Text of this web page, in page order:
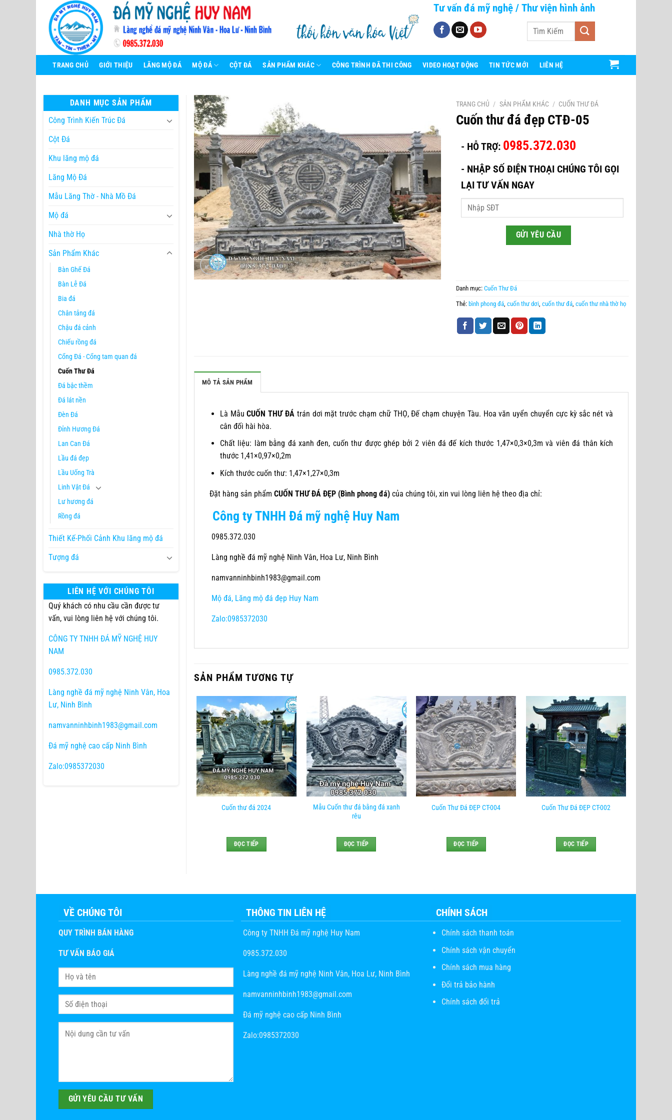
Tư vấn đá mỹ nghệ/ Thư viện hình ảnh
Tìm
TRANG CHỦ GIỚI THIỆU LĂNG MỘ ĐÁ MỘ ĐÁ CỘT ĐÁ SẢN PHẨM KHÁC CÔNG TRÌNH ĐÃ THI CÔNG VIDEO HOẠT ĐỘNG TIN TỨC MỚI LIÊN HỆ
DANH MỤC SẢN PHẨM
Công Trình Kiến Trúc Đá
Cột Đá
Khu lăng mộ đá
Lăng Mộ Đá
Mẫu Lăng Thờ - Nhà Mồ Đá
Mộ đá
Nhà thờ Họ
Sản Phẩm Khác
Bàn Ghế Đá
Bàn Lễ Đá
Bia đá
Chân tảng đá
Chậu đá cảnh
Chiếu rồng đá
Cổng Đá - Cổng tam quan đá
Cuốn Thư Đá
Đá bậc thềm
Đá lát nền
Đèn Đá
Đỉnh Hương Đá
Lan Can Đá
Lầu đá đẹp
Lầu Uống Trà
Linh Vật Đá
Lư hương đá
Rồng đá
Thiết Kế-Phối Cảnh Khu lăng mộ đá
Tượng đá
LIÊN HỆ VỚI CHÚNG TÔI
Quý khách có nhu cầu cần được tư
vấn, vui lòng liên hệ với chúng tôi.
CÔNG TY TNHH ĐÁ MỸ NGHỆ HUY
NAM
0985.372.030
Làng nghề đá mỹ nghệ Ninh Vân, Hoa
Lư, Ninh Bình
namvanninhbinh1983@gmail.com
Đá mỹ nghệ cao cấp Ninh Bình
Zalo:0985372030
TRANG CHỦ / SẢN PHẨM KHÁC / CUỐN THƯ ĐÁ
Cuốn thư đá đẹp CTĐ-05
- HỖ TRỢ: 0985.372.030
- NHẬP SỐ ĐIỆN THOẠI CHÚNG TÔI GỌI
LẠI TƯ VẤN NGAY
Danh mục:Cuốn Thư Đá
Thẻ:bình phong đá ,cuốn thư dơi ,cuốn thư đá ,cuốn thư nhà thờ họ
MÔ TẢ SẢN PHẨM
Là MẫuCUỐN THƯ ĐÁ trán dơi mặt trước chạm chữ THỌ, Đế chạm chuyện Tàu. Hoa văn uyển chuyển cực kỳ sắc nét và
cân đối hài hòa.
Chất liệu: làm bằng đá xanh đen, cuốn thư được ghép bởi 2 viên đá đế kích thước 1,47×0,3×0,3m và viên đá thân kích
thước 1,41×0,97×0,2m
Kích thước cuốn thư: 1,47×1,27×0,3m
Đặt hàng sản phẩm CUỐN THƯ ĐÁ ĐẸP (Bình phong đá) của chúng tôi, xin vui lòng liên hệ theo địa chỉ:
Công ty TNHH Đá mỹ nghệ Huy Nam
0985.372.030
Làng nghề đá mỹ nghệ Ninh Vân, Hoa Lư, Ninh Bình
namvanninhbinh1983@gmail.com
Mộ đá, Lăng mộ đá đẹp Huy Nam
Zalo:0985372030
SẢN PHẨM TƯƠNG TỰ
Cuốn thư đá 2024
ĐỌC TIẾP
Mẫu Cuốn thư đá bằng đá xanh
rêu
ĐỌC TIẾP
Cuốn Thư Đá ĐẸP CT-004
ĐỌC TIẾP
Cuốn Thư Đá ĐẸP CT-002
ĐỌC TIẾP
VỀ CHÚNG TÔI
QUY TRÌNH BÁN HÀNG
TƯ VẤN BÁO GIÁ
THÔNG TIN LIÊN HỆ
Công ty TNHH Đá mỹ nghệ Huy Nam
0985.372.030
Làng nghề đá mỹ nghệ Ninh Vân, Hoa Lư, Ninh Bình
namvanninhbinh1983@gmail.com
Đá mỹ nghệ cao cấp Ninh Bình
Zalo:0985372030
CHÍNH SÁCH
Chính sách thanh toán
Chính sách vận chuyển
Chính sách mua hàng
Đổi trả bảo hành
Chính sách đổi trả